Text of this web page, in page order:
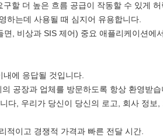
할 더 높은 흐름 공급이 작동할 수 있게
하는데 사용될 때 심지어 유용합니다.
, 비상과 SIS 제어) 중요 애플리케이션에
에 응답될 것입니다.
공장과 업체를 방문하도록 항상 환영받습
다, 우리가 당신이 당신의 로고, 회사 정
적이고 경쟁적 가격과 빠른 전달 시간.